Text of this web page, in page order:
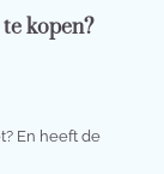
kopen?
En heeft de